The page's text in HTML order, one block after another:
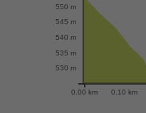
0.00 km 0.10 km
530 m
535 m
540 m
545 m
550 m